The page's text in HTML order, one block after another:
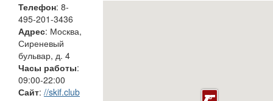
Телефон: 8-
495-201-3436
Адрес: Москва,
Сиреневый
бульвар, д. 4
Часы работы:
09:00-22:00
Сайт: //skif.club